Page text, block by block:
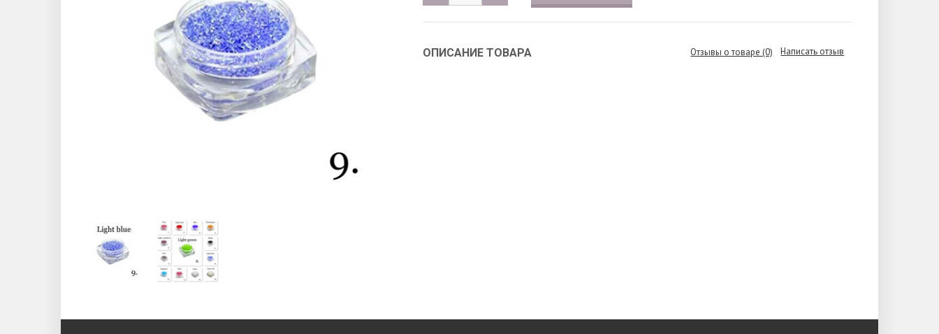
ОПИСАНИЕ ТОВАРА Отзывы о товаре (0) Написать отзыв